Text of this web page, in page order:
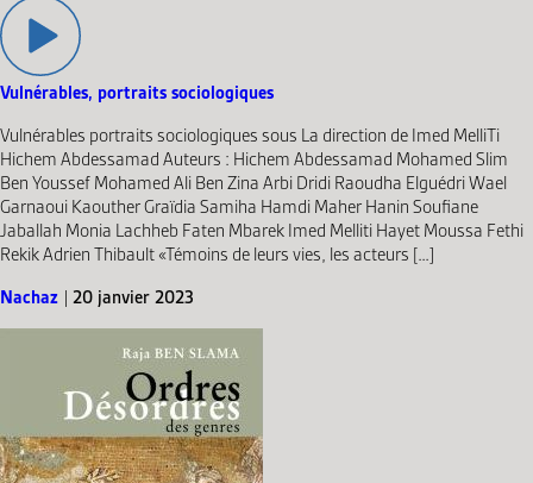
Vulnérables, portraits sociologiques
Vulnérables portraits sociologiques sous La direction de Imed MelliTi
Hichem Abdessamad Auteurs : Hichem Abdessamad Mohamed Slim
Ben Youssef Mohamed Ali Ben Zina Arbi Dridi Raoudha Elguédri Wael
Garnaoui Kaouther Graïdia Samiha Hamdi Maher Hanin Soufiane
Jaballah Monia Lachheb Faten Mbarek Imed Melliti Hayet Moussa Fethi
Rekik Adrien Thibault «Témoins de leurs vies, les acteurs […]
Nachaz | 20 janvier 2023